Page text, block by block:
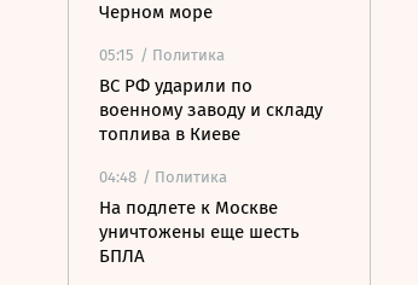
Черном море
05:15 / Политика
ВС РФ ударили по
военному заводу и складу
топлива в Киеве
04:48 / Политика
На подлете к Москве
уничтожены еще шесть
БПЛА